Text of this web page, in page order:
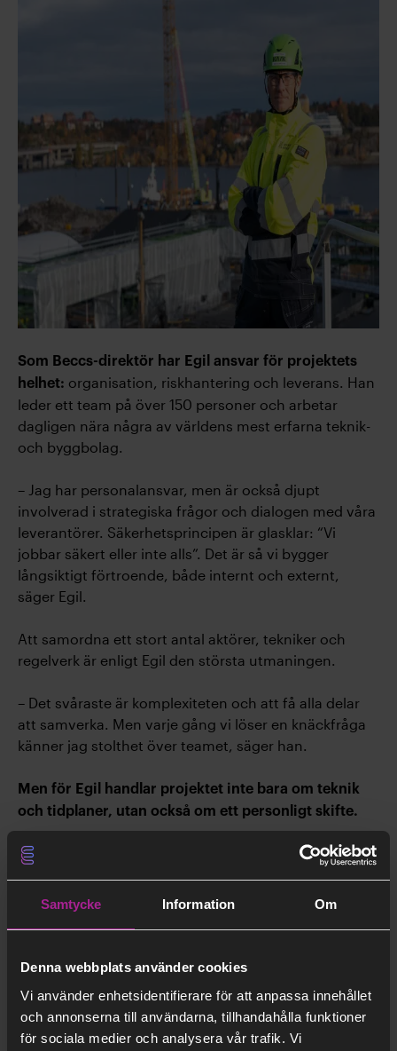
Samtycke Information Om
Denna webbplats använder cookies
Vi använder enhetsidentifierare för att anpassa innehållet
och annonserna till användarna, tillhandahålla funktioner
för sociala medier och analysera vår trafik. Vi
Som Beccs-direktör har Egil ansvar för projektets
helhet: organisation, riskhantering och leverans. Han
leder ett team på över 150 personer och arbetar
dagligen nära några av världens mest erfarna teknik-
och byggbolag.
– Jag har personalansvar, men är också djupt
involverad i strategiska frågor och dialogen med våra
leverantörer. Säkerhetsprincipen är glasklar: “Vi
jobbar säkert eller inte alls”. Det är så vi bygger
långsiktigt förtroende, både internt och externt,
säger Egil.
Att samordna ett stort antal aktörer, tekniker och
regelverk är enligt Egil den största utmaningen.
– Det svåraste är komplexiteten och att få alla delar
att samverka. Men varje gång vi löser en knäckfråga
känner jag stolthet över teamet, säger han.
Men för Egil handlar projektet inte bara om teknik
och tidplaner, utan också om ett personligt skifte.
– Jag har arbetat hela min karriär inom olja och gas
välfärd och trygghet. Nu känner jag ett ansvar att
använda allt jag lärt mig för klimatet och kommande
meningsfullt att arbeta med och jag märker att mina
När Egil blickar framåt handlar visionen lika mycket
om människors upplevelse som om klimatnytta.